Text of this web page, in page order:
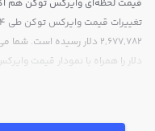
2,677,782 دلار رسیده
دلار را همراه با نمودار قیمت